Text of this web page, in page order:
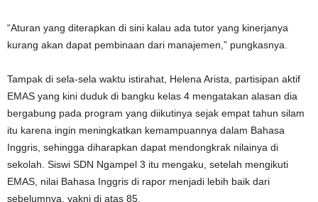
“Aturan yang diterapkan di sini kalau ada tutor yang kinerjanya
kurang akan dapat pembinaan dari manajemen,” pungkasnya.
Tampak di sela-sela waktu istirahat, Helena Arista, partisipan aktif
EMAS yang kini duduk di bangku kelas 4 mengatakan alasan dia
bergabung pada program yang diikutinya sejak empat tahun silam
itu karena ingin meningkatkan kemampuannya dalam Bahasa
Inggris, sehingga diharapkan dapat mendongkrak nilainya di
sekolah. Siswi SDN Ngampel 3 itu mengaku, setelah mengikuti
EMAS, nilai Bahasa Inggris di rapor menjadi lebih baik dari
sebelumnya, yakni di atas 85.